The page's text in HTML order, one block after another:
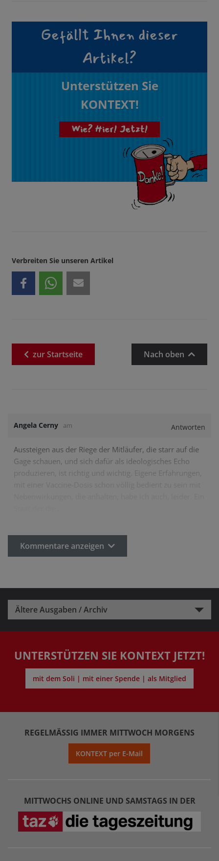
Gefällt Ihnen dieser
Artikel?
Unterstützen Sie
KONTEXT!
Wie? Hier! Jetzt!
Verbreiten Sie unseren Artikel
zurStartseite Nach oben
Angela Cerny am Antworten
Aussteigen aus der Riege der Mitläufer, die starr auf die
Gage schauen, und sich dafür als ideologisches Echo
produzieren, ist richtig und wichtig. Eigene Erfahrungen,
Kommentare anzeigen
Ältere Ausgaben / Archiv
UNTERSTÜTZEN SIE KONTEXT JETZT!
mit dem Soli | mit einer Spende | als Mitglied
REGELMÄSSIG IMMER MITTWOCH MORGENS
KONTEXT per E-Mail
MITTWOCHS ONLINE UND SAMSTAGS IN DER